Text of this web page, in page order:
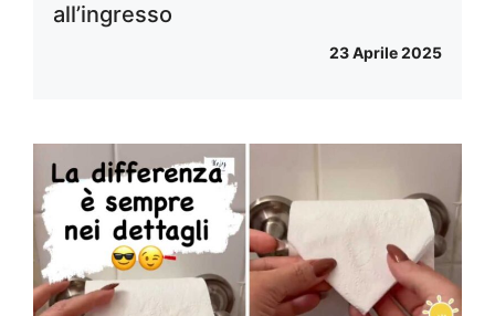
all’ingresso
23 Aprile 2025